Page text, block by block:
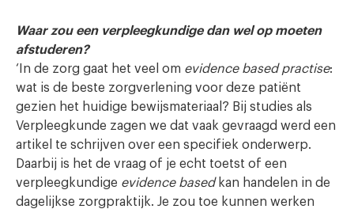
Waar zou een verpleegkundige dan wel op moeten
afstuderen?
‘In de zorg gaat het veel om evidence based practise:
wat is de beste zorgverlening voor deze patiënt
gezien het huidige bewijsmateriaal? Bij studies als
Verpleegkunde zagen we dat vaak gevraagd werd een
artikel te schrijven over een specifiek onderwerp.
Daarbij is het de vraag of je echt toetst of een
verpleegkundige evidence based kan handelen in de
dagelijkse zorgpraktijk. Je zou toe kunnen werken